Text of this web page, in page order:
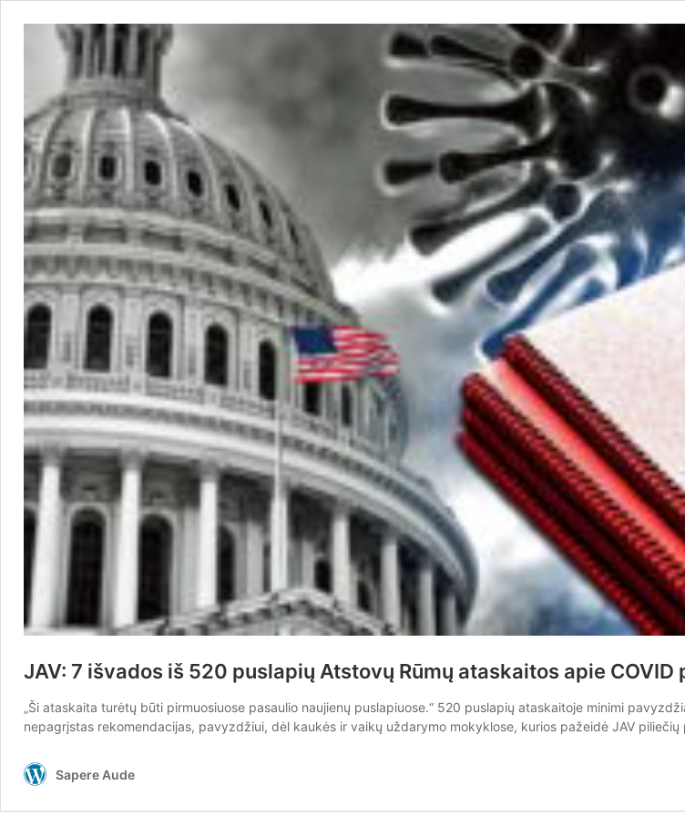
JAV: 7 išvados iš 520 puslapių Atstovų Rūmų ataskaitos apie
„Ši ataskaita turėtų būti pirmuosiuose pasaulio naujienų puslapiuose.“ 520 puslapių ataskaitoje minimi
nepagrįstas rekomendacijas, pavyzdžiui, dėl kaukės ir vaikų uždarymo mokyklose, kurios pažeidė JAV piliečių
Sapere Aude